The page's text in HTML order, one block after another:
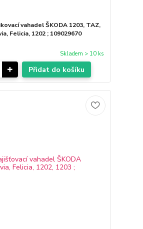
vahadel ŠKODA 1203, TAZ,
Felicia, 1202 ; 109029670
Skladem > 10 ks
Přidat do košíku